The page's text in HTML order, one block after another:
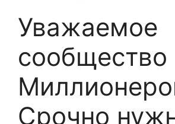
Уважаемое
сообщество
Срочно